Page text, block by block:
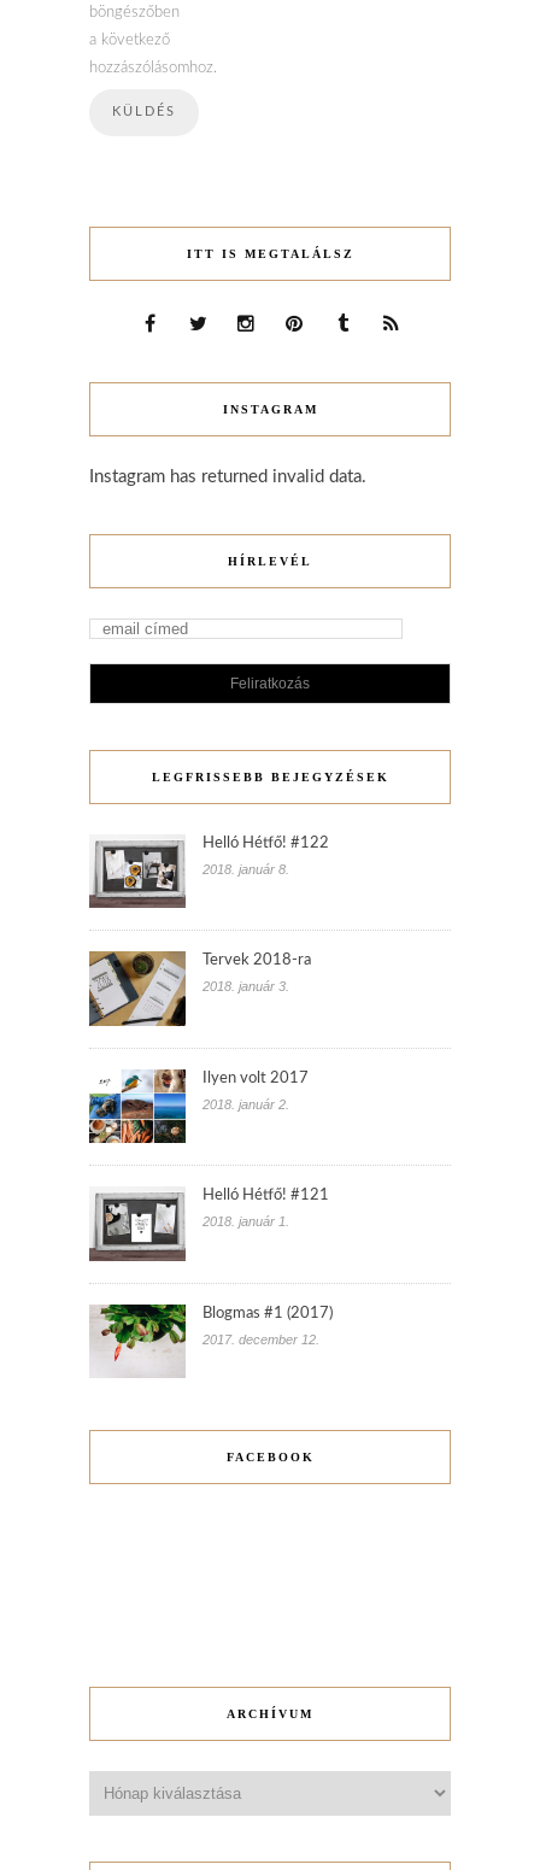
böngészőben
a következő
hozzászólásomhoz.
ITT IS MEGTALÁLSZ
INSTAGRAM
Instagram has returned invalid data.
HÍRLEVÉL
LEGFRISSEBB BEJEGYZÉSEK
Helló Hétfő! #122
2018. január 8.
Tervek 2018-ra
2018. január 3.
Ilyen volt 2017
2018. január 2.
Helló Hétfő! #121
2018. január 1.
Blogmas #1 (2017)
2017. december 12.
FACEBOOK
ARCHÍVUM